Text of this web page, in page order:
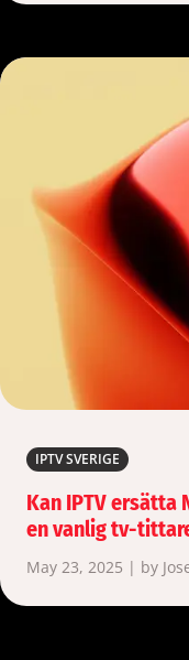
IPTV SVERIGE
Kan IPTV ersätta
en vanlig tv-
May 23, 2025 | by